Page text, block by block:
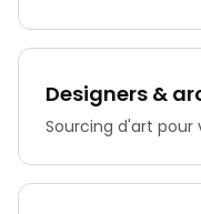
Designers &
Sourcing d'art